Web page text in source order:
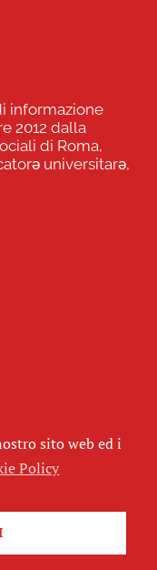
informazione
2012 dalla
di Roma,
universitarə,
sito web ed i
Policy